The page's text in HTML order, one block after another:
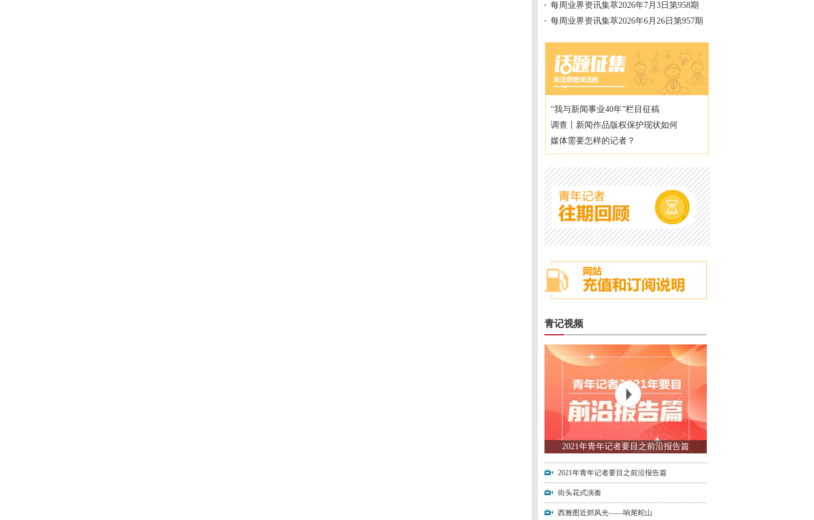
每周业界资讯集萃2026年7月3日第958期
每周业界资讯集萃2026年6月26日第957期
“我与新闻事业40年”栏目征稿
调查丨新闻作品版权保护现状如何
媒体需要怎样的记者？
青记视频
2021年青年记者要目之前沿报告篇
2021年青年记者要目之前沿报告篇
街头花式演奏
西雅图近郊风光——响尾蛇山